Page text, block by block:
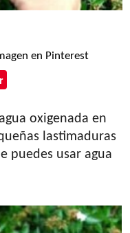
en Pinterest
oxigenada en
lastimaduras
puedes usar agua